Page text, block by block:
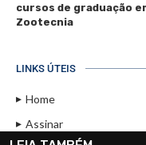
cursos de graduação
Zootecnia
LINKS ÚTEIS
Home
Assinar